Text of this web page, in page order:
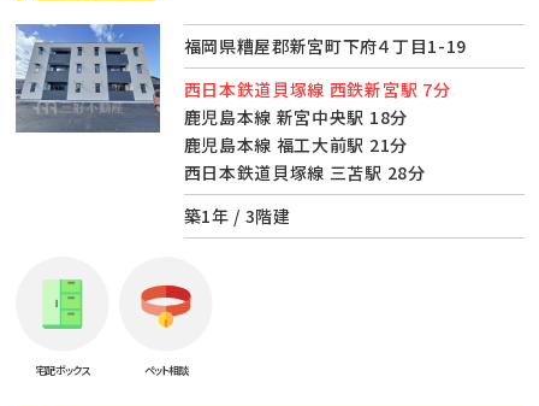
福岡県糟屋郡新宮町下府４丁目1-19
西日本鉄道貝塚線 西鉄新宮駅 7分
鹿児島本線 新宮中央駅 18分
鹿児島本線 福工大前駅 21分
西日本鉄道貝塚線 三苫駅 28分
築1年 / 3階建
宅配ボックス ペット相談